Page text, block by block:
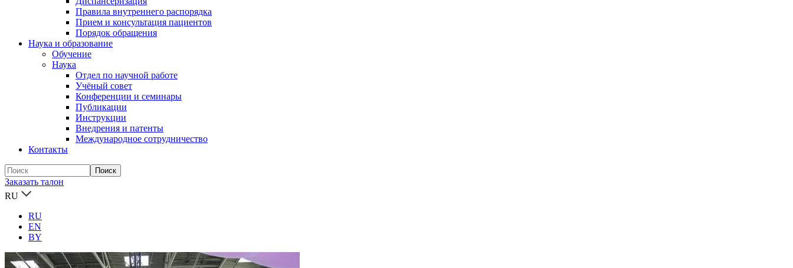
Правила внутреннего распорядка
Прием и консультация пациентов
Порядок обращения
Наука и образование
Обучение
Наука
Отдел по научной работе
Учёный совет
Конференции и семинары
Публикации
Инструкции
Внедрения и патенты
Международное сотрудничество
Контакты
Заказать талон
RU
RU
EN
BY